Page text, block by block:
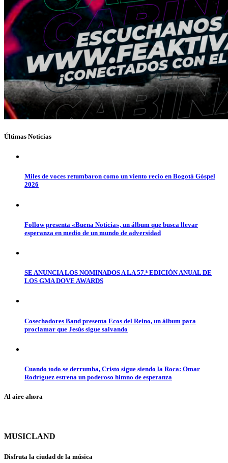
Últimas Noticias
Miles de voces retumbaron como un viento recio en Bogotá Góspel
2026
Follow presenta «Buena Noticia», un álbum que busca llevar
esperanza en medio de un mundo de adversidad
SE ANUNCIA LOS NOMINADOS A LA 57.ª EDICIÓN ANUAL DE
LOS GMA DOVE AWARDS
Cosechadores Band presenta Ecos del Reino, un álbum para
proclamar que Jesús sigue salvando
Cuando todo se derrumba, Cristo sigue siendo la Roca: Omar
Rodríguez estrena un poderoso himno de esperanza
Al aire ahora
MUSICLAND
Disfruta la ciudad de la música